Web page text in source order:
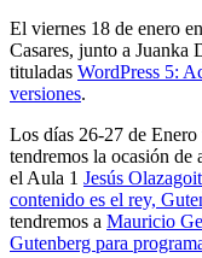
El viernes 18 de enero
Casares, junto a Juanka
tituladas WordPress 5:
versiones.
Los días 26-27 de
tendremos la ocasión de
el Aula 1 Jesús
contenido es el rey,
tendremos a Mauricio
Gutenberg para